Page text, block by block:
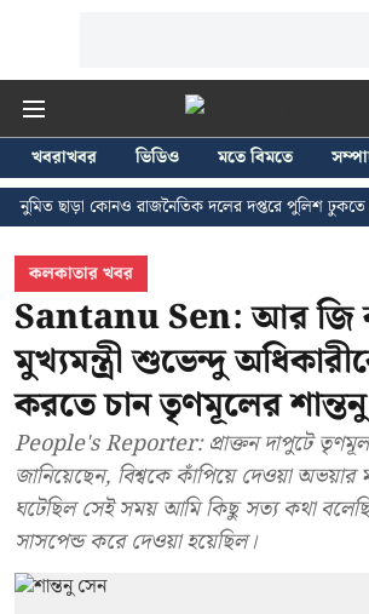
খবরাখবর ভিডিও মতে বিমতে
কোনও রাজনৈতিক দলের দপ্তরে পুলিশ ঢুকতে পারে না -
কলকাতার খবর
Santanu Sen: আর জি
মুখ্যমন্ত্রী শুভেন্দু
করতে চান তৃণমূলের
People's Reporter: প্রাক্তন দাপুটে তৃণমূল
জানিয়েছেন, বিশ্বকে কাঁপিয়ে দেওয়া অভয়ার
ঘটেছিল সেই সময় আমি কিছু সত্য কথা
সাসপেন্ড করে দেওয়া হয়েছিল।